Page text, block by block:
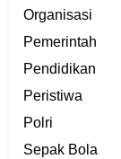
Organisasi
Pemerintah
Pendidikan
Peristiwa
Polri
Sepak Bola